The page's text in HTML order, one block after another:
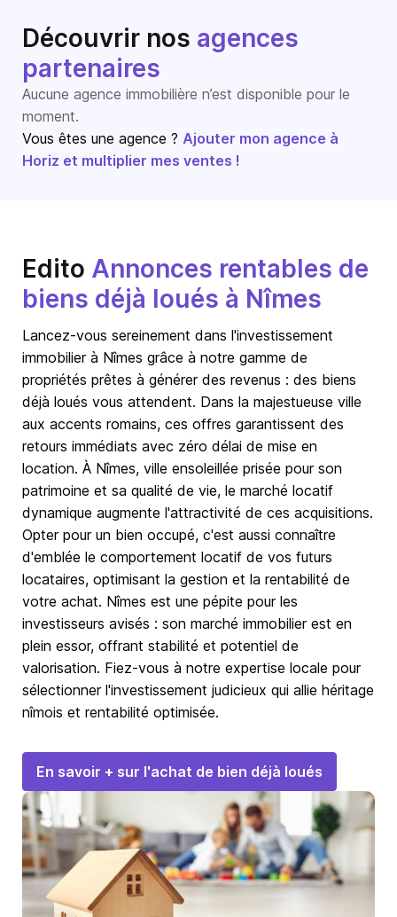
Découvrir nos agences
partenaires
Aucune agence immobilière n’est disponible pour le
moment.
Vous êtes une agence ? Ajouter mon agence à
Horiz et multiplier mes ventes !
Edito Annonces rentables de
biens déjà loués à Nîmes
Lancez-vous sereinement dans l'investissement
immobilier à Nîmes grâce à notre gamme de
propriétés prêtes à générer des revenus : des biens
déjà loués vous attendent. Dans la majestueuse ville
aux accents romains, ces offres garantissent des
retours immédiats avec zéro délai de mise en
location. À Nîmes, ville ensoleillée prisée pour son
patrimoine et sa qualité de vie, le marché locatif
dynamique augmente l'attractivité de ces acquisitions.
Opter pour un bien occupé, c'est aussi connaître
d'emblée le comportement locatif de vos futurs
locataires, optimisant la gestion et la rentabilité de
votre achat. Nîmes est une pépite pour les
investisseurs avisés : son marché immobilier est en
plein essor, offrant stabilité et potentiel de
valorisation. Fiez-vous à notre expertise locale pour
sélectionner l'investissement judicieux qui allie héritage
nîmois et rentabilité optimisée.
En savoir + sur l'achat de bien déjà loués